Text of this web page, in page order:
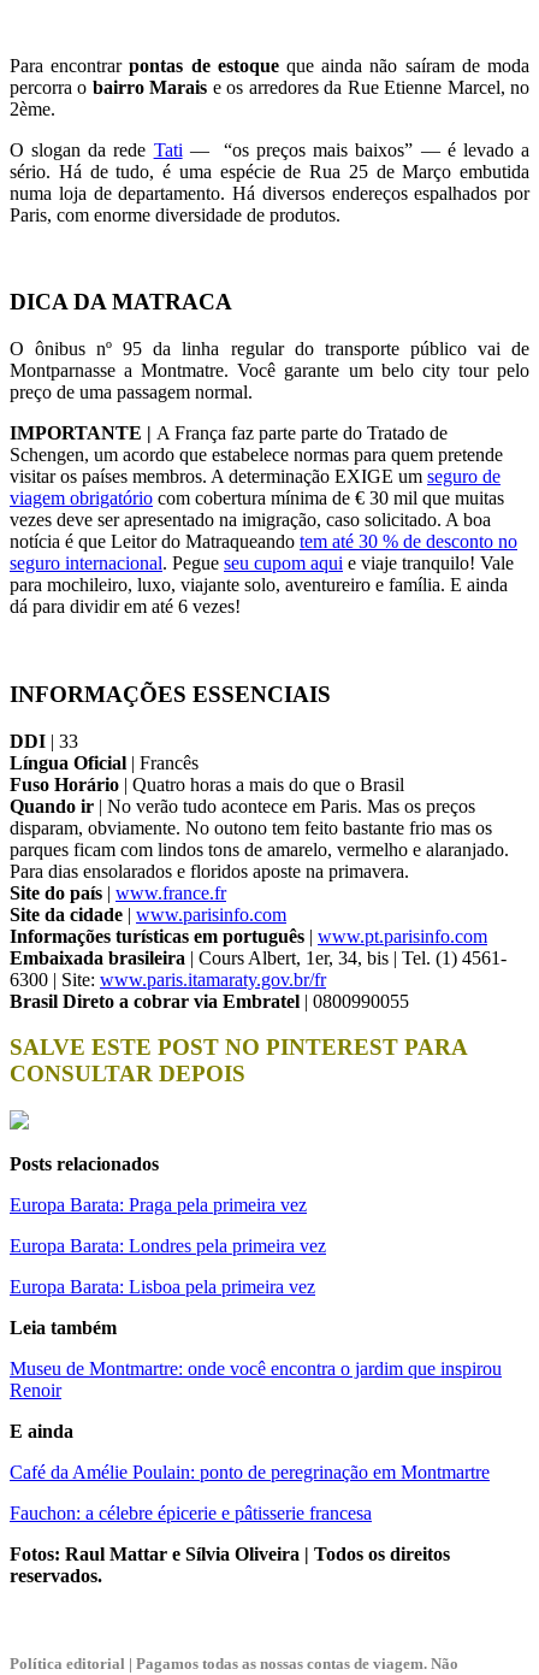
Para encontrarpontas de estoqueque ainda não saíram de moda
percorra o bairro Marais e os arredores da Rue Etienne Marcel, no
2ème.
O slogan da rede Tati — “os preços mais baixos” — é levado a
sério. Há de tudo, é uma espécie de Rua 25 de Março embutida
numa loja de departamento. Há diversos endereços espalhados por
Paris, com enorme diversidade de produtos.
DICA DA MATRACA
O ônibus nº 95 da linha regular do transporte público vai de
Montparnasse a Montmatre. Você garante um belo city tour pelo
preço de uma passagem normal.
IMPORTANTE | A França faz parte parte do Tratado de
Schengen, um acordo que estabelece normas para quem pretende
visitar os países membros. A determinação EXIGE um seguro de
viagem obrigatório com cobertura mínima de € 30 mil que muitas
vezes deve ser apresentado na imigração, caso solicitado. A boa
notícia é que Leitor do Matraqueando tem até 30 % de desconto no
seguro internacional. Pegue seu cupom aqui e viaje tranquilo! Vale
para mochileiro, luxo, viajante solo, aventureiro e família. E ainda
dá para dividir em até 6 vezes!
INFORMAÇÕES ESSENCIAIS
DDI | 33
Língua Oficial | Francês
Fuso Horário | Quatro horas a mais do que o Brasil
Quando ir | No verão tudo acontece em Paris. Mas os preços
disparam, obviamente. No outono tem feito bastante frio mas os
parques ficam com lindos tons de amarelo, vermelho e alaranjado.
Para dias ensolarados e floridos aposte na primavera.
Site do país | www.france.fr
Site da cidade | www.parisinfo.com
Informações turísticas em português | www.pt.parisinfo.com
Embaixada brasileira | Cours Albert, 1er, 34, bis | Tel. (1) 4561-
6300 | Site: www.paris.itamaraty.gov.br/fr
Brasil Direto a cobrar via Embratel | 0800990055
SALVE ESTE POST NO PINTEREST PARA
CONSULTAR DEPOIS
Posts relacionados
Europa Barata: Praga pela primeira vez
Europa Barata: Londres pela primeira vez
Europa Barata: Lisboa pela primeira vez
Leia também
Museu de Montmartre: onde você encontra o jardim que inspirou
Renoir
E ainda
Café da Amélie Poulain: ponto de peregrinação em Montmartre
Fauchon: a célebre épicerie e pâtisserie francesa
Fotos: Raul Mattar e Sílvia Oliveira | Todos os direitos
reservados.
Política editorial | Pagamos todas as nossas contas de viagem. Não